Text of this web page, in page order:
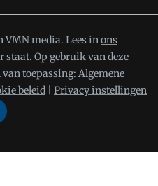
VMN media. Lees inons
staat. Op gebruik van deze
toepassing: Algemene
beleid Privacy instellingen